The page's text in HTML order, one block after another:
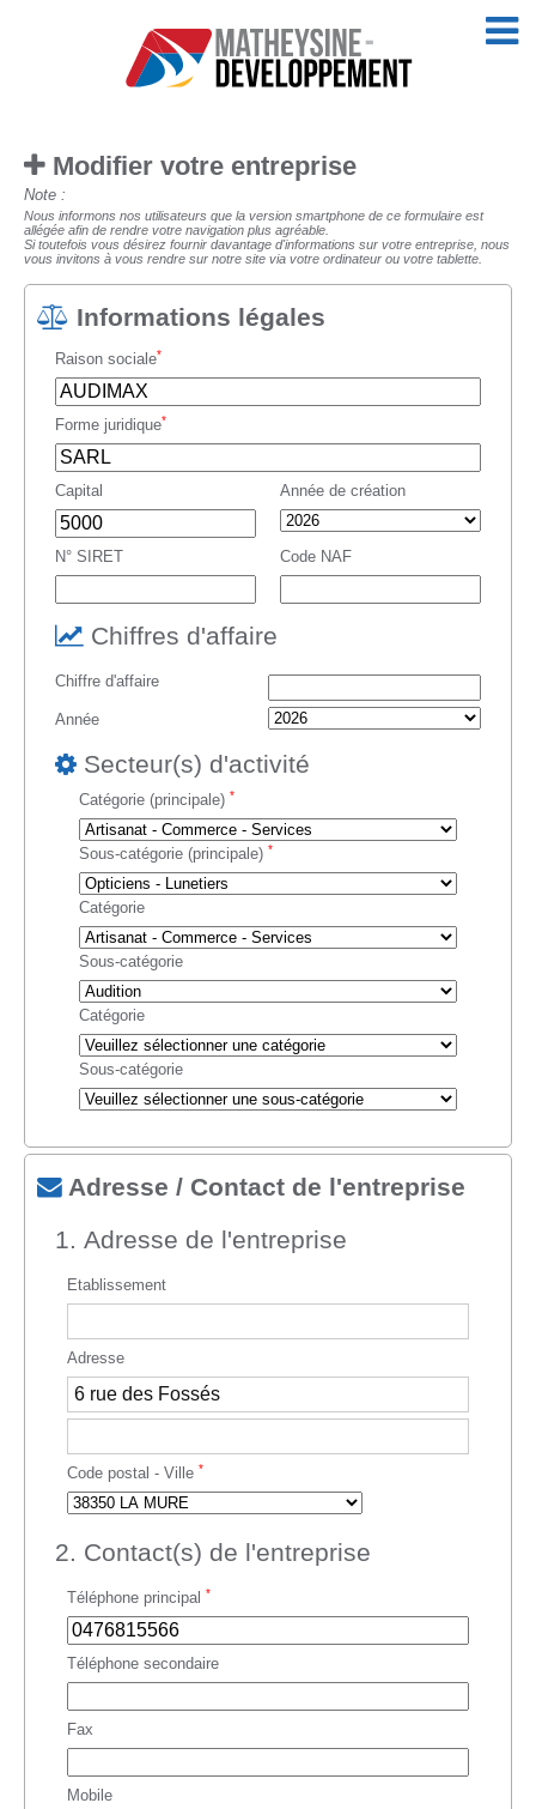
Modifier votre entreprise
Note :
Nous informons nos utilisateurs que la version smartphone de ce formulaire est
allégée afin de rendre votre navigation plus agréable.
Si toutefois vous désirez fournir davantage d'informations sur votre entreprise, nous
vous invitons à vous rendre sur notre site via votre ordinateur ou votre tablette.
Informations légales
Raison sociale*
Forme juridique*
Capital Année de création
N° SIRET Code NAF
Chiffres d'affaire
Chiffre d'affaire
Année
Secteur(s) d'activité
Catégorie (principale) *
Sous-catégorie (principale) *
Catégorie
Sous-catégorie
Catégorie
Sous-catégorie
Adresse / Contact de l'entreprise
1. Adresse de l'entreprise
Etablissement
Adresse
Code postal - Ville *
2. Contact(s) de l'entreprise
Téléphone principal *
Téléphone secondaire
Fax
Mobile